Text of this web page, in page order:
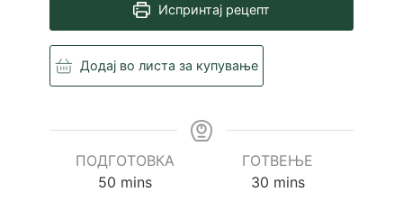
Испринтај рецепт
Додај во листа за купување
ПОДГОТОВКА
50 minutes
mins
ГОТВЕЊЕ
30minutes
mins